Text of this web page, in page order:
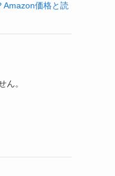
Amazon価格と読
ん。